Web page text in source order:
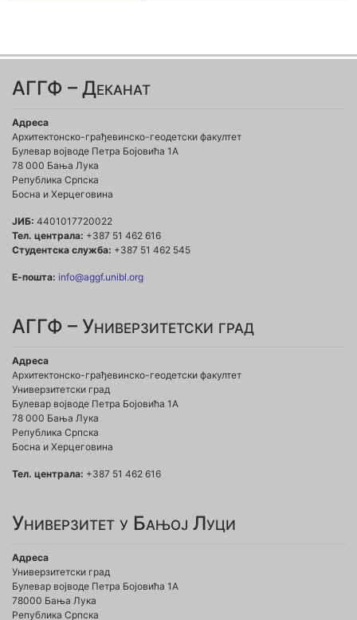
АГГФ – Деканат
Адреса
Архитектонско-грађевинско-геодетски факултет
Булевар војводе Петра Бојовића 1A
78 000 Бања Лука
Република Српска
Босна и Херцеговина
ЈИБ: 4401017720022
Тел. централа: +387 51 462 616
Студентска служба: +387 51 462 545
Е-пошта: info@aggf.unibl.org
АГГФ – Универзитетски град
Адреса
Архитектонско-грађевинско-геодетски факултет
Универзитетски град
Булевар војводе Петра Бојовића 1A
78 000 Бања Лука
Република Српска
Босна и Херцеговина
Тел. централа: +387 51 462 616
Универзитет у Бањој Луци
Адреса
Универзитетски град
Булевар војводе Петра Бојовића 1А
78000 Бања Лука
Република Српска